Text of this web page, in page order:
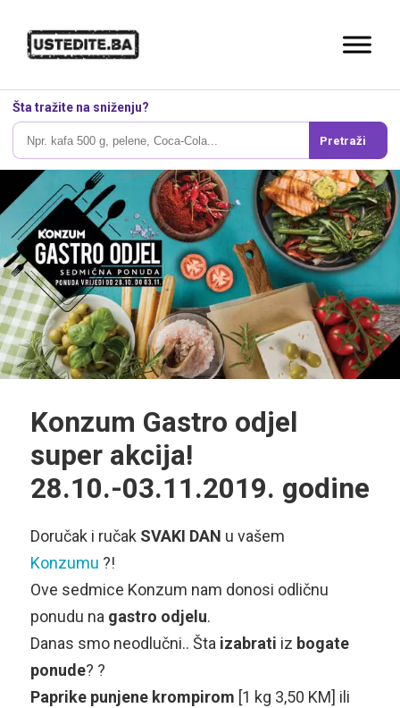
Šta tražite na sniženju?
Pretraži
Konzum Gastro odjel
super akcija!
28.10.-03.11.2019. godine
Doručak i ručak SVAKI DAN u vašem
Konzumu ?!
Ove sedmice Konzum nam donosi odličnu
ponudu nagastro odjelu.
Danas smo neodlučni.. Šta izabrati iz bogate
ponude? ?
Paprike punjene krompirom [1 kg 3,50 KM] ili